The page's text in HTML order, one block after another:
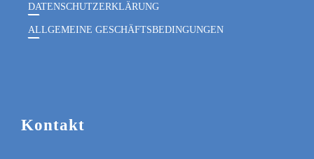
DATENSCHUTZERKLÄRUNG
ALLGEMEINE GESCHÄFTSBEDINGUNGEN
Kontakt